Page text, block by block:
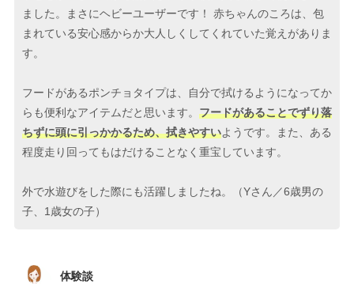
ました。まさにヘビーユーザーです！ 赤ちゃんのころは、包
まれている安心感からか大人しくしてくれていた覚えがありま
す。
フードがあるポンチョタイプは、自分で拭けるようになってか
らも便利なアイテムだと思います。 フードがあることでずり落
ちずに頭に引っかかるため、拭きやすいようです。また、ある
程度走り回ってもはだけることなく重宝しています。
外で水遊びをした際にも活躍しましたね。（Yさん／6歳男の
子、1歳女の子）
体験談